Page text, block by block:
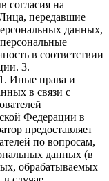
согласия на
передавшие
данных,
в соответствии
3.
права и
в связи с
Федерации в
предоставляет
по вопросам,
данных (в
обрабатываемых